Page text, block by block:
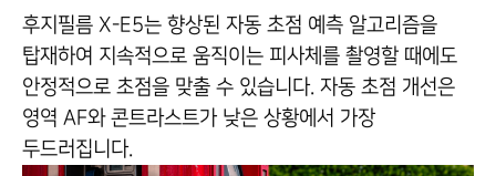
후지필름 X-E5는 향상된 자동 초점 예측 알고리즘을
탑재하여 지속적으로 움직이는 피사체를 촬영할 때에도
안정적으로 초점을 맞출 수 있습니다. 자동 초점 개선은
영역 AF와 콘트라스트가 낮은 상황에서 가장
두드러집니다.